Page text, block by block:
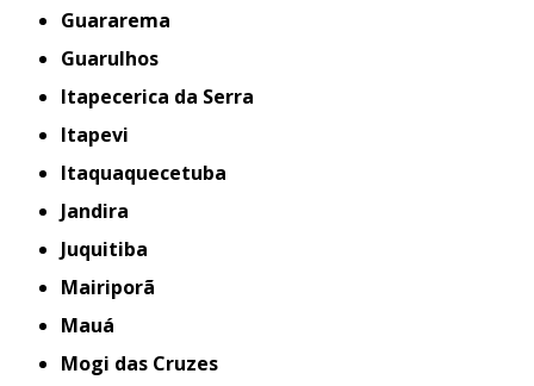
Guararema
Guarulhos
Itapecerica da Serra
Itapevi
Itaquaquecetuba
Jandira
Juquitiba
Mairiporã
Mauá
Mogi das Cruzes